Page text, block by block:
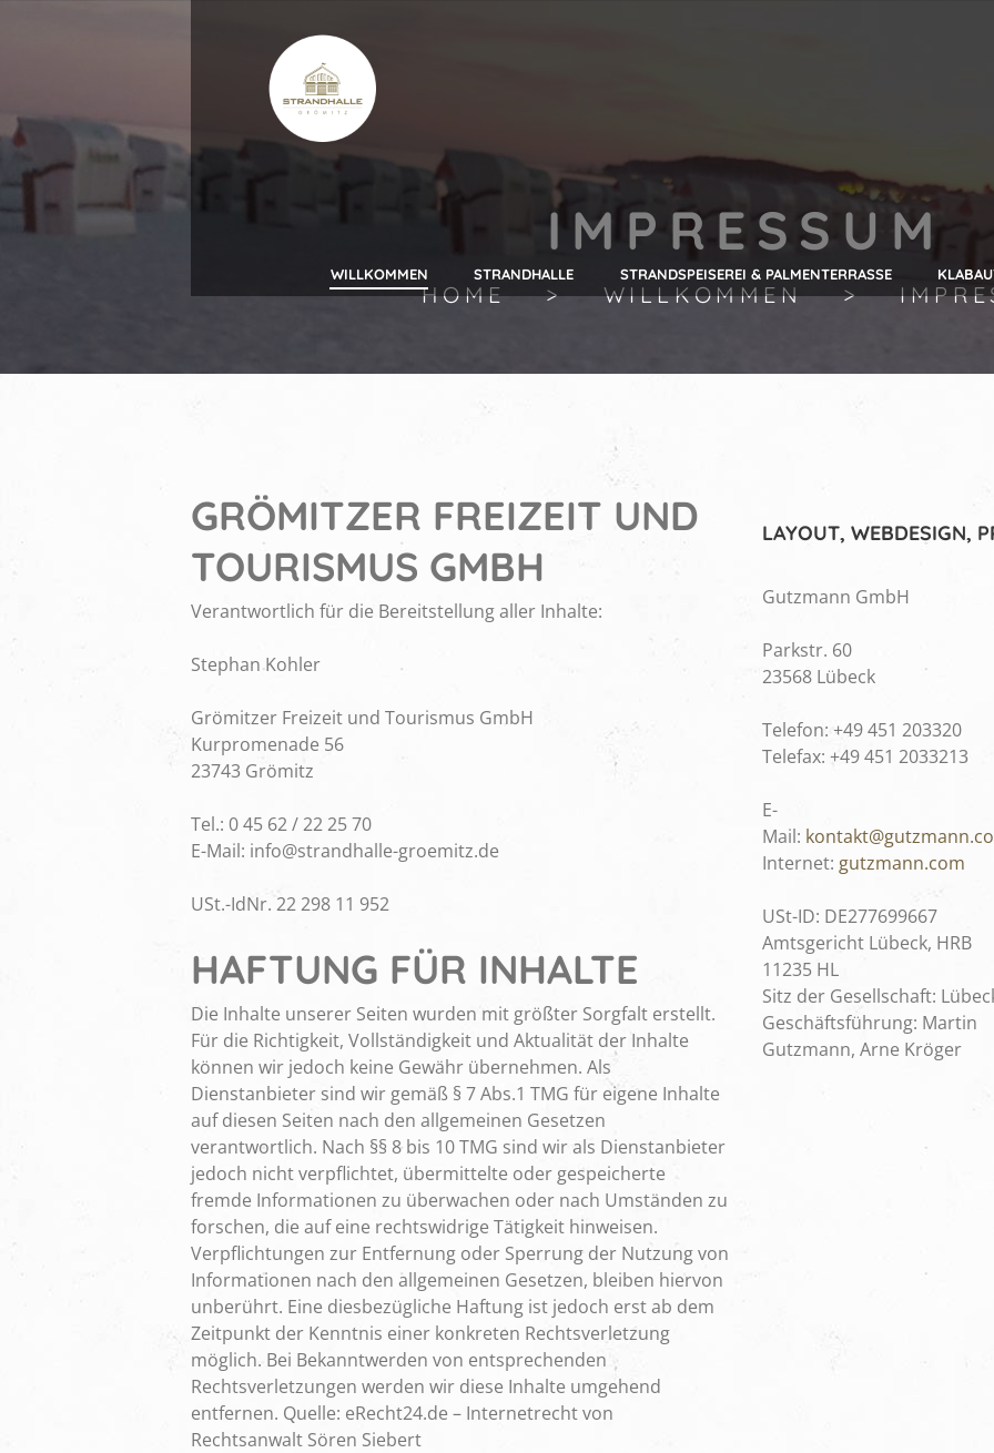
WILLKOMMEN STRANDHALLE STRANDSPEISEREI & PALMENTERRASSE
IMPRESSUM
HOME WILLKOMMEN
GRÖMITZER FREIZEIT UND
TOURISMUS GMBH
Verantwortlich für die Bereitstellung aller Inhalte:
Stephan Kohler
Grömitzer Freizeit und Tourismus GmbH
Kurpromenade 56
23743 Grömitz
Tel.: 0 45 62 / 22 25 70
E-Mail: info@strandhalle-groemitz.de
USt.-IdNr. 22 298 11 952
HAFTUNG FÜR INHALTE
Die Inhalte unserer Seiten wurden mit größter Sorgfalt erstellt.
Für die Richtigkeit, Vollständigkeit und Aktualität der Inhalte
können wir jedoch keine Gewähr übernehmen. Als
Dienstanbieter sind wir gemäß § 7 Abs.1 TMG für eigene Inhalte
auf diesen Seiten nach den allgemeinen Gesetzen
verantwortlich. Nach §§ 8 bis 10 TMG sind wir als Dienstanbieter
jedoch nicht verpflichtet, übermittelte oder gespeicherte
fremde Informationen zu überwachen oder nach Umständen zu
forschen, die auf eine rechtswidrige Tätigkeit hinweisen.
Verpflichtungen zur Entfernung oder Sperrung der Nutzung von
Informationen nach den allgemeinen Gesetzen, bleiben hiervon
unberührt. Eine diesbezügliche Haftung ist jedoch erst ab dem
Zeitpunkt der Kenntnis einer konkreten Rechtsverletzung
möglich. Bei Bekanntwerden von entsprechenden
Rechtsverletzungen werden wir diese Inhalte umgehend
entfernen. Quelle: eRecht24.de – Internetrecht von
Rechtsanwalt Sören Siebert
LAYOUT, WEBDESIGN,
Gutzmann GmbH
Parkstr. 60
23568 Lübeck
Telefon: +49 451 203320
Telefax: +49 451 2033213
E-
Mail:
Internet: gutzmann.com
USt-ID: DE277699667
Amtsgericht Lübeck, HRB
11235 HL
Sitz der Gesellschaft:
Geschäftsführung: Martin
Gutzmann, Arne Kröger